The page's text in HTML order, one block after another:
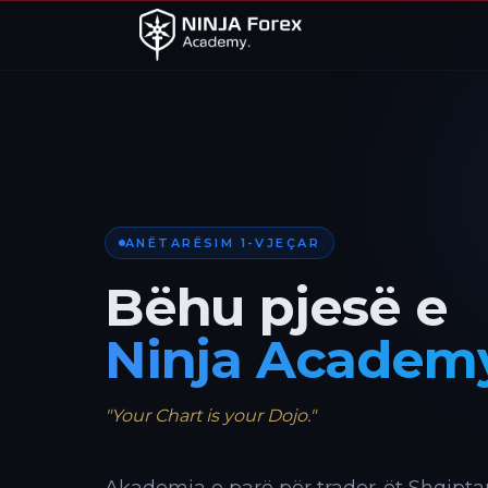
ANËTARËSIM 1-VJEÇAR
Bëhu pjesë e
Ninja
"Your Chart is your Dojo."